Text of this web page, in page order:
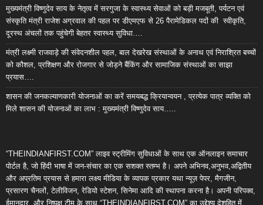
मुख्यमंत्री विष्णुदेव साय के नेतृत्व में सरगुजा के स्वास्थ्य सेवाओं को बड़ी मजबूती, पर्यटन एवं
संस्कृति मंत्री राजेश अग्रवाल की पहल पर डीएमएफ से 26 पैरामेडिकल पदों की स्वीकृति,
दूरस्थ अंचलों तक पहुंचेगी बेहतर स्वास्थ्य सुविधा….
मंत्री लक्ष्मी राजवाड़े की संवेदनशील पहल, बाल देखरेख संस्थाओं के अनाथ एवं निराश्रित बच्चों
को कौशल, प्रशिक्षण और रोजगार से जोड़ने बैंकिंग और सामाजिक संस्थाओं का साझा
प्रयास….
शासन की जनकल्याणकारी योजनाओं का करें समयबद्ध क्रियान्वयन , प्रत्येक पात्र व्यक्ति को
मिले शासन की योजनाओं का लाभ : मुख्यमंत्री विष्णुदेव साय…..
“THEINDIANFIRST.COM” लाइव स्ट्रीमिंग सुविधाओं के साथ एक ऑनलाइन समाचार
पोर्टल है, जो हिंदी भाषा में जन-संचार का एक सशक्त स्तम्भ है। अपने अभिनव,अनुभव,अद्वितीय
और अप्रतिम प्रयास से हमारा लक्ष्य मीडिया के व्यापक प्रकार यथा न्यूज़ पेपर, मैगजीन,
प्रसारण चैनलों, टेलीविजन, रेडियो स्टेशन, सिनेमा आदि की स्थापना करना है। अपनी परिपक्व,
ईमानदार, और निष्पक्ष टीम के साथ “THEINDIANFIRST.COM” का उद्देश्य देशहित में